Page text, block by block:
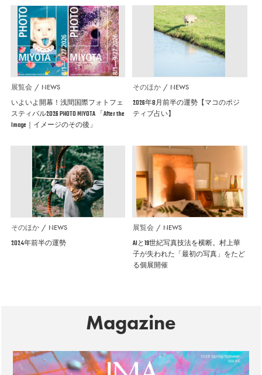
展覧会 NEWS
いよいよ開幕！浅間国際フォトフェ
スティバル2026 PHOTO MIYOTA 「After the
Image｜イメージのその後」
そのほか NEWS
2026年8月前半の運勢【マコのポジ
ティブ占い】
そのほか NEWS
2024年前半の運勢
展覧会 NEWS
AIと19世紀写真技法を横断。村上華
子が失われた「最初の写真」をたど
る個展開催
Magazine